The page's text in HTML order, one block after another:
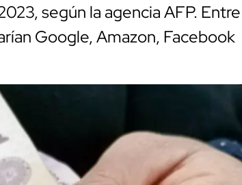
según la agencia AFP. Entre
Google, Amazon, Facebook